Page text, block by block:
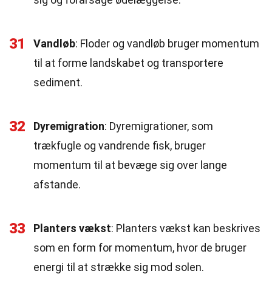
31 Vandløb: Floder og vandløb bruger momentum
til at forme landskabet og transportere
sediment.
32 Dyremigration: Dyremigrationer, som
trækfugle og vandrende fisk, bruger
momentum til at bevæge sig over lange
afstande.
33 Planters vækst: Planters vækst kan beskrives
som en form for momentum, hvor de bruger
energi til at strække sig mod solen.